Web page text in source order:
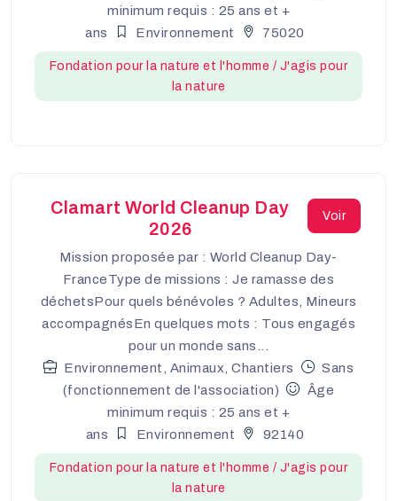
minimum requis : 25 ans et +
ans
Environnement 75020
Fondation pour la nature et l'homme / J'agis pour
la nature
Voir
Clamart World Cleanup Day
2026
Mission proposée par : World Cleanup Day-
FranceType de missions : Je ramasse des
déchetsPour quels bénévoles ? Adultes, Mineurs
accompagnésEn quelques mots : Tous engagés
pour un monde sans...
Environnement, Animaux, Chantiers
Sans
(fonctionnement de l'association)
Âge
minimum requis : 25 ans et +
ans
Environnement 92140
Fondation pour la nature et l'homme / J'agis pour
la nature